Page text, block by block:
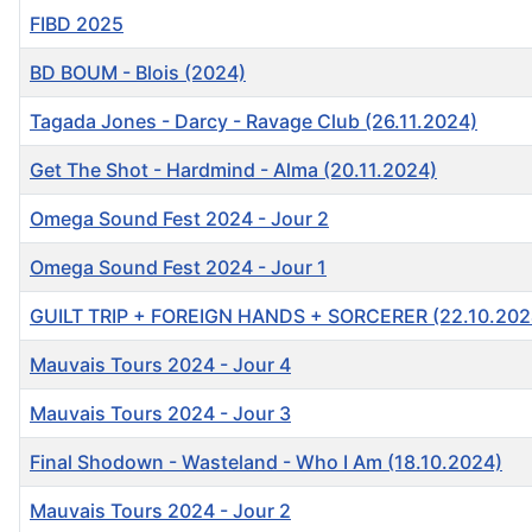
FIBD 2025
BD BOUM - Blois (2024)
Tagada Jones - Darcy - Ravage Club (26.11.2024)
Get The Shot - Hardmind - Alma (20.11.2024)
Omega Sound Fest 2024 - Jour 2
Omega Sound Fest 2024 - Jour 1
GUILT TRIP + FOREIGN HANDS + SORCERER
Mauvais Tours 2024 - Jour 4
Mauvais Tours 2024 - Jour 3
Final Shodown - Wasteland - Who I Am (18.10.2024)
Mauvais Tours 2024 - Jour 2